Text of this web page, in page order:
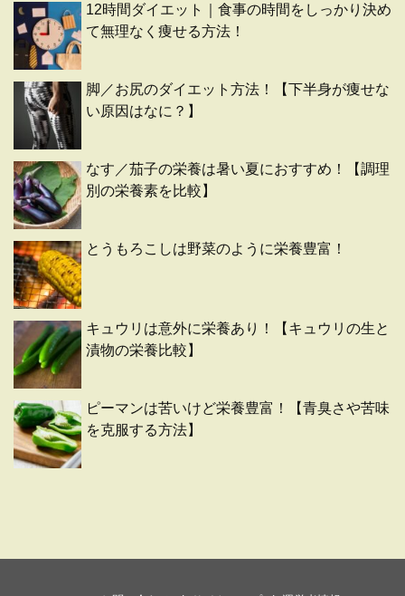
12時間ダイエット｜食事の時間をしっかり決め
て無理なく痩せる方法！
脚／お尻のダイエット方法！【下半身が痩せな
い原因はなに？】
なす／茄子の栄養は暑い夏におすすめ！【調理
別の栄養素を比較】
とうもろこしは野菜のように栄養豊富！
キュウリは意外に栄養あり！【キュウリの生と
漬物の栄養比較】
ピーマンは苦いけど栄養豊富！【青臭さや苦味
を克服する方法】